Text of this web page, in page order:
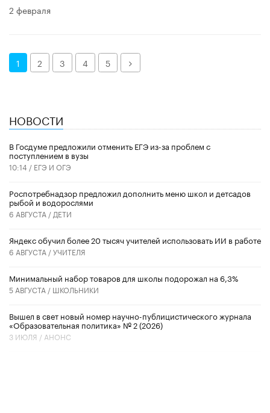
2 февраля
1 2 3 4 5 Далее
НОВОСТИ
В Госдуме предложили отменить ЕГЭ из-за проблем с
поступлением в вузы
10:14 / ЕГЭ И ОГЭ
Роспотребнадзор предложил дополнить меню школ и детсадов
рыбой и водорослями
6 АВГУСТА / ДЕТИ
​Яндекс обучил более 20 тысяч учителей использовать ИИ в работе
6 АВГУСТА /УЧИТЕЛЯ
Минимальный набор товаров для школы подорожал на 6,3%
5 АВГУСТА / ШКОЛЬНИКИ
Вышел в свет новый номер научно-публицистического журнала
«Образовательная политика» № 2 (2026)
3 ИЮЛЯ / АНОНС